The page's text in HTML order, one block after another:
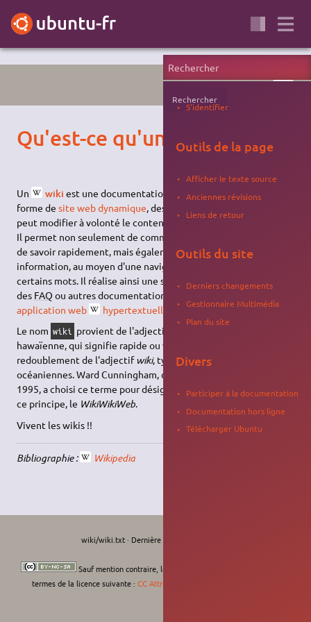
WIKI
Qu'est-ce qu'un Wiki ?
Un wiki est une documentation participative, proposée sous
forme desite web dynamique , des pages duquel tout visiteur
peut modifier à volonté le contenu.
Il permet non seulement de communiquer et diffuser une base
de savoir rapidement, mais également destructurercette
information, au moyen d'une navigation fluide par un clic sur
certains mots. Il réalise ainsi une synthèse des forums Usenet,
des FAQ ou autres documentations en ligne en une seule
application web
hypertextuelle
Le nom wiki provient de l'adjectif
hawaïenne, qui signifie rapide ou vite. C'est une forme à
redoublement de l'adjectif wiki, typique des langues
océaniennes. Ward Cunningham, créateur du système wiki en
1995, a choisi ce terme pour désigner le premier site utilisant
ce principe, le WikiWikiWeb.
Vivent les wikis !!
Bibliographie : Wikipedia
wiki/wiki.txt· Dernière modification :
Sauf mention contraire, le contenu de ce wiki est placé sous les
termes de la licence suivante : CC Attribution-Noncommercial-Share Alike 4.0
Rechercher
S'identifier
Outils de la page
Afficher le texte source
Anciennes révisions
Liens de retour
Outils du site
Derniers changements
Gestionnaire Multimédia
Plan du site
Divers
Participer à la documentation
Documentation hors ligne
Télécharger Ubuntu